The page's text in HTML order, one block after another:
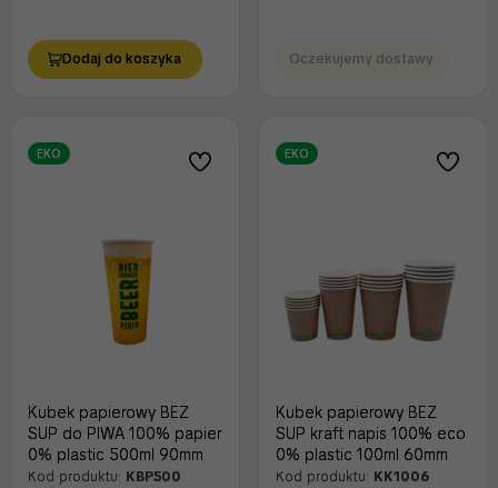
Dodaj do koszyka Oczekujemy dostawy
EKO
Kubek papierowy BEZ
SUP do PIWA 100% papier
0% plastic 500ml 90mm
Kod produktu: KBP500
EKO
Kubek papierowy BEZ
SUP kraft napis 100% eco
0% plastic 100ml 60mm
Kod produktu: KK1006